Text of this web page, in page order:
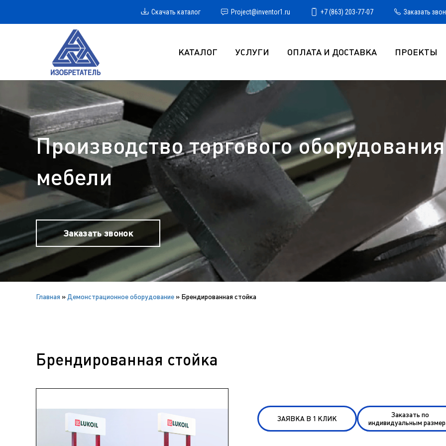
Скачать каталог Project@inventor1.ru +7 (863) 203-77-07 Заказать
КАТАЛОГ УСЛУГИ ОПЛАТА И ДОСТАВКА ПРОЕКТЫ
Производство торгового
мебели
Заказать звонок
Главная »Демонстрационное оборудование » Брендированная стойка
Брендированная стойка
ЗАЯВКА В 1 КЛИК
Заказать по
индивидуальным